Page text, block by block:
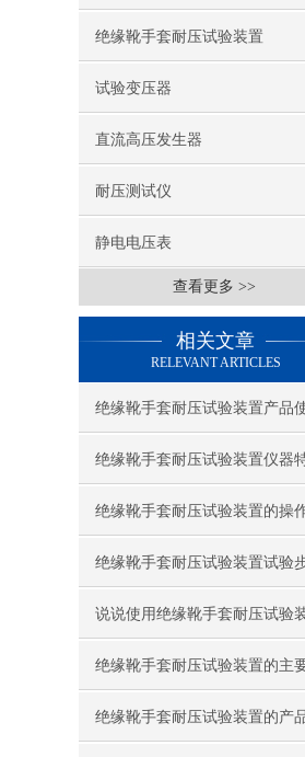
绝缘靴手套耐压试验装置
试验变压器
直流高压发生器
耐压测试仪
静电电压表
查看更多 >>
相关文章
RELEVANT ARTICLES
绝缘靴手套耐压试验装置产品
明
绝缘靴手套耐压试验装置仪器
参数
绝缘靴手套耐压试验装置的操
与注意事项
绝缘靴手套耐压试验装置试验
说说使用绝缘靴手套耐压试验
重要注意事项
绝缘靴手套耐压试验装置的主
及技术参数
绝缘靴手套耐压试验装置的产